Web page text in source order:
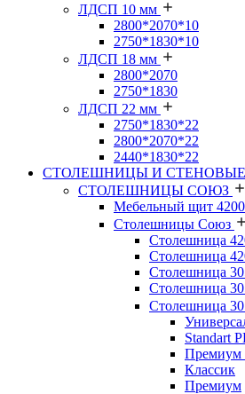
ЛДСП 10 мм
2800*2070*10
2750*1830*10
ЛДСП 18 мм
2800*2070
2750*1830
ЛДСП 22 мм
2750*1830*22
2800*2070*22
2440*1830*22
СТОЛЕШНИЦЫ И
СТОЛЕШНИЦЫ СОЮЗ
Мебельный щит
Столешницы Союз
Столешница
Столешница
Столешница
Столешница
Столешница
Standart
Премиум
Классик
Премиум